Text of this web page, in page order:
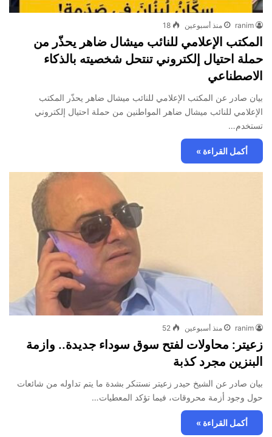
ranim منذ أسبوعين 18
المكتب الإعلامي للنائب ميشال ضاهر يحذّر من
حملة احتيال إلكتروني تنتحل شخصيته بالذكاء
الاصطناعي
بيان صادر عن المكتب الإعلامي للنائب ميشال ضاهر يحذّر المكتب
الإعلامي للنائب ميشال ضاهر المواطنين من حملة احتيال إلكتروني
تستخدم…
أكمل القراءة »
ranim منذ أسبوعين 52
زعيتر: محاولات لفتح سوق سوداء جديدة.. وازمة
البنزين مجرد كذبة
بيان صادر عن الشيخ حيدر زعيتر نستنكر بشدة ما يتم تداوله من شائعات
حول وجود أزمة محروقات، فيما تؤكد المعطيات…
أكمل القراءة »